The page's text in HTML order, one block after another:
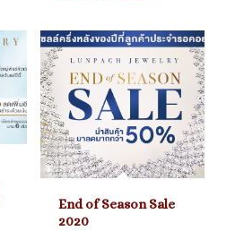
End of Season Sale
2020